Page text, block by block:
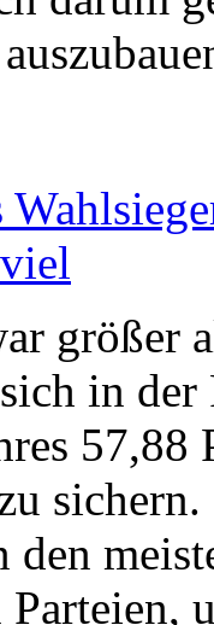
größer
in
den